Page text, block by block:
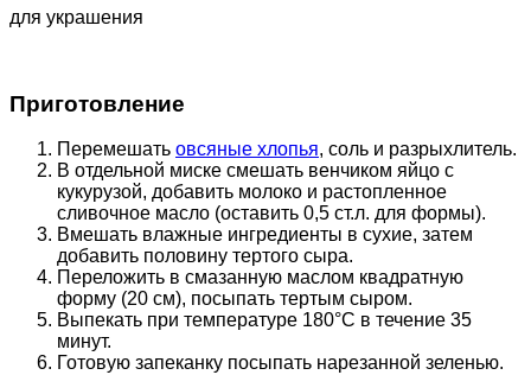
для украшения
Приготовление
Перемешать овсяные хлопья, соль и разрыхлитель.
В отдельной миске смешать венчиком яйцо с
кукурузой, добавить молоко и растопленное
сливочное масло (оставить 0,5 ст.л. для формы).
Вмешать влажные ингредиенты в сухие, затем
добавить половину тертого сыра.
Переложить в смазанную маслом квадратную
форму (20 см), посыпать тертым сыром.
Выпекать при температуре 180°С в течение 35
минут.
Готовую запеканку посыпать нарезанной зеленью.